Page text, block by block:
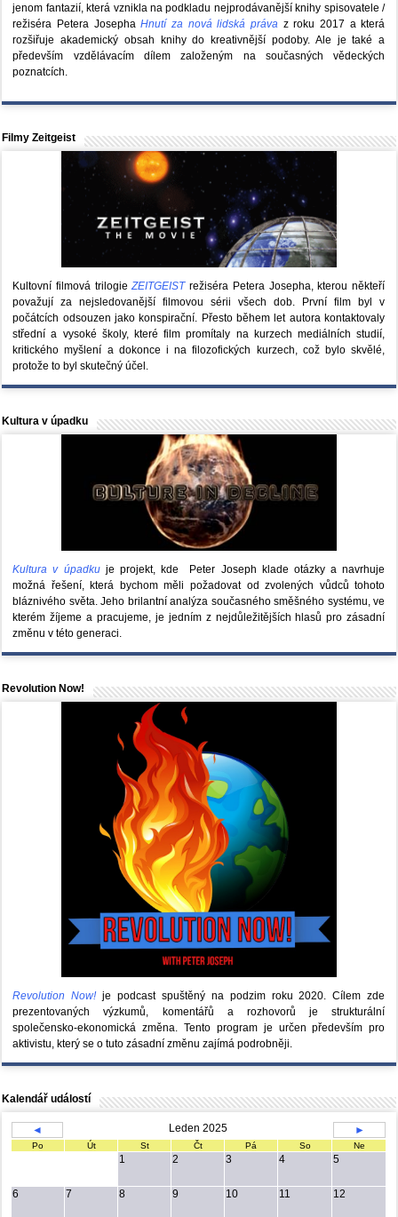
jenom fantazií, která vznikla na podkladu nejprodávanější knihy spisovatele /
režiséra Petera JosephaHnutí za nová lidská právaz roku 2017 a která
rozšiřuje akademický obsah knihy do kreativnější podoby. Ale je také a
především vzdělávacím dílem založeným na současných vědeckých
poznatcích.
Filmy Zeitgeist
Kultovní filmová trilogieZEITGEISTrežiséra Petera Josepha, kterou někteří
považují za nejsledovanější filmovou sérii všech dob. První film byl v
počátcích odsouzen jako konspirační. Přesto během let autora kontaktovaly
střední a vysoké školy, které film promítaly na kurzech mediálních studií,
kritického myšlení a dokonce i na filozofických kurzech, což bylo skvělé,
protože to byl skutečný účel.
Kultura v úpadku
Kultura v úpadkuje projekt, kde Peter Joseph klade otázky a navrhuje
možná řešení, která bychom měli požadovat od zvolených vůdců tohoto
bláznivého světa. Jeho brilantní analýza současného směšného systému, ve
kterém žíjeme a pracujeme, je jedním z nejdůležitějších hlasů pro zásadní
změnu v této generaci.
Revolution Now!
Revolution Now! je podcast spuštěný na podzim roku 2020.Cílem zde
prezentovaných výzkumů, komentářů a rozhovorů je strukturální
společensko-ekonomická změna. Tento program je určen především pro
aktivistu, který se o tuto zásadní změnu zajímá podrobněji.
Kalendář událostí
◄ Leden 2025 ►
Po Út St Čt Pá So Ne
1 2 3 4 5
6 7 8 9 10 11 12